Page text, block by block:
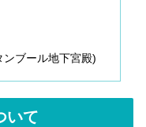
ブール地下宮殿)
いて